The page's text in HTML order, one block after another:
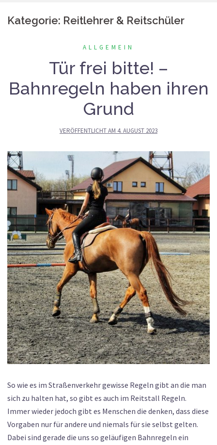
Kategorie: Reitlehrer & Reitschüler
ALLGEMEIN
Tür frei bitte! –
Bahnregeln haben ihren
Grund
VERÖFFENTLICHT AM 4. AUGUST 2023
So wie es im Straßenverkehr gewisse Regeln gibt an die man
sich zu halten hat, so gibt es auch im Reitstall Regeln.
Immer wieder jedoch gibt es Menschen die denken, dass diese
Vorgaben nur für andere und niemals für sie selbst gelten.
Dabei sind gerade die uns so geläufigen Bahnregeln ein